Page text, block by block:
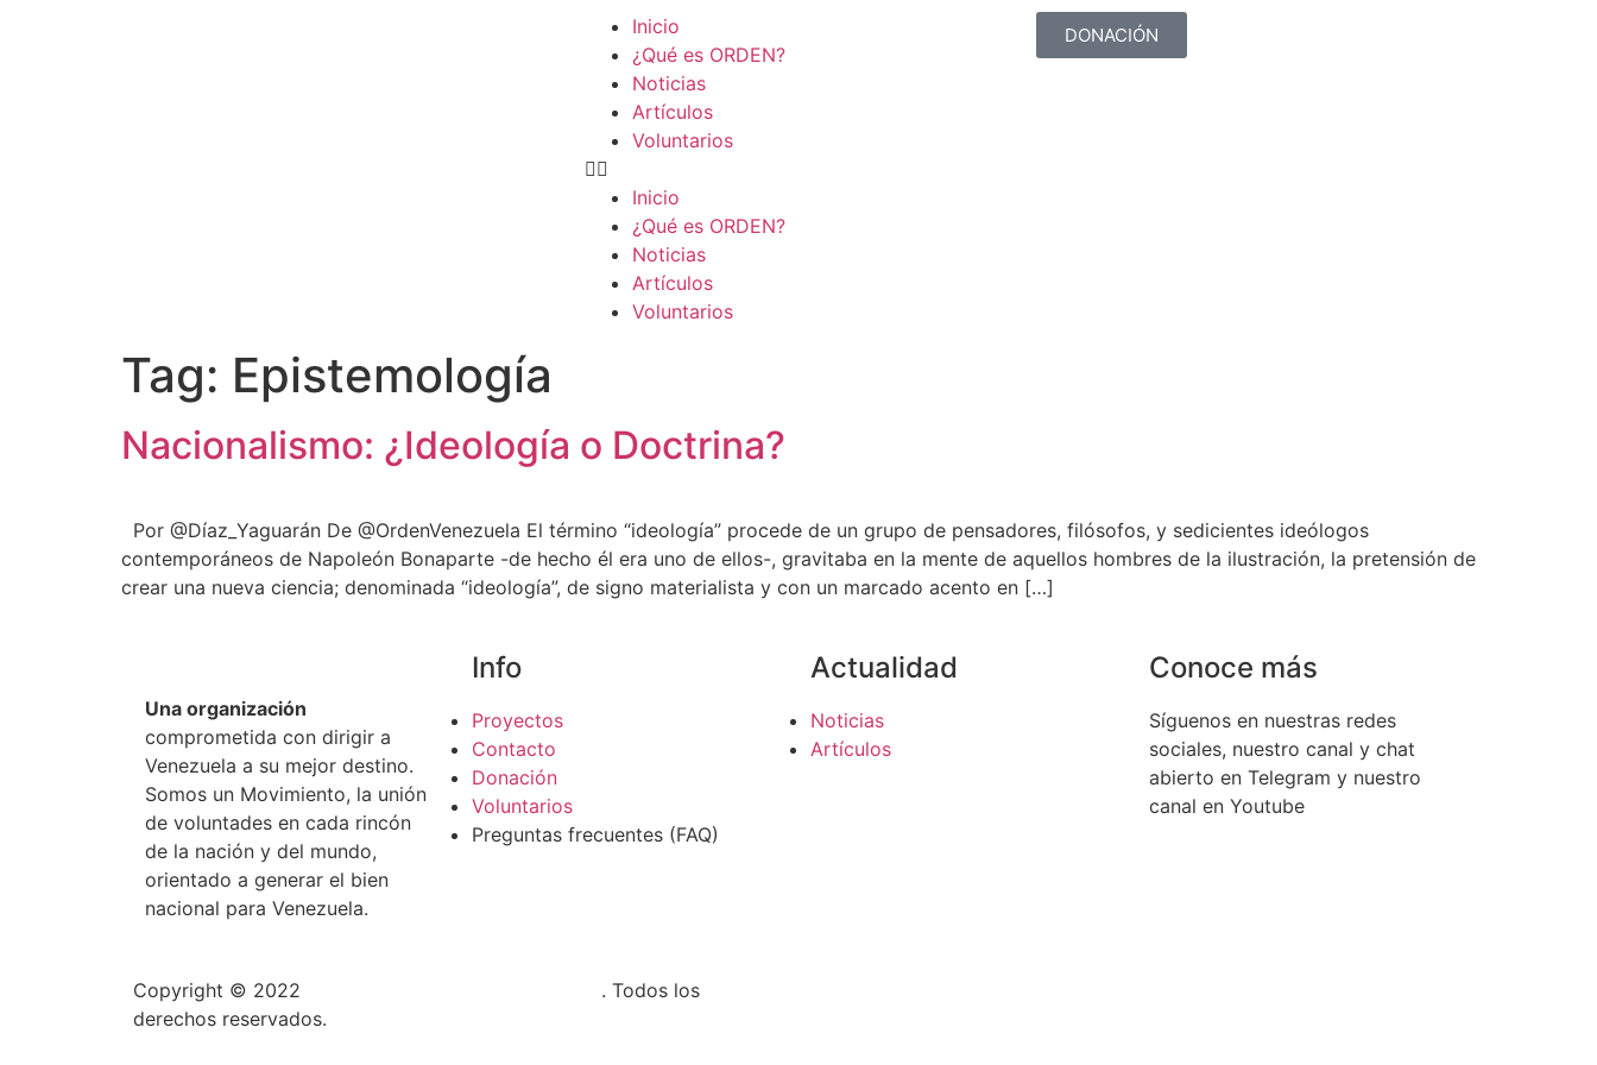
Inicio
¿Qué es ORDEN?
Noticias
Artículos
Voluntarios
Inicio
¿Qué es ORDEN?
Noticias
Artículos
Voluntarios
DONACIÓN
Tag: Epistemología
Nacionalismo: ¿Ideología o Doctrina?
Por @Díaz_Yaguarán De @OrdenVenezuela El término “ideología” procede de un grupo de pensadores, filósofos, y sedicientes ideólogos
contemporáneos de Napoleón Bonaparte -de hecho él era uno de ellos-, gravitaba en la mente de aquellos hombres de la ilustración, la pretensión de
crear una nueva ciencia; denominada “ideología”, de signo materialista y con un marcado acento en […]
Una organización
comprometida con dirigir a
Venezuela a su mejor destino.
Somos un Movimiento, la unión
de voluntades en cada rincón
de la nación y del mundo,
orientado a generar el bien
nacional para Venezuela.
Info
Proyectos
Contacto
Donación
Voluntarios
Preguntas frecuentes (FAQ)
Actualidad
Noticias
Artículos
Conoce más
Síguenos en nuestras redes
sociales, nuestro canal y chat
abierto en Telegram y nuestro
canal en Youtube
Copyright © 2022
. Todos los
derechos reservados.